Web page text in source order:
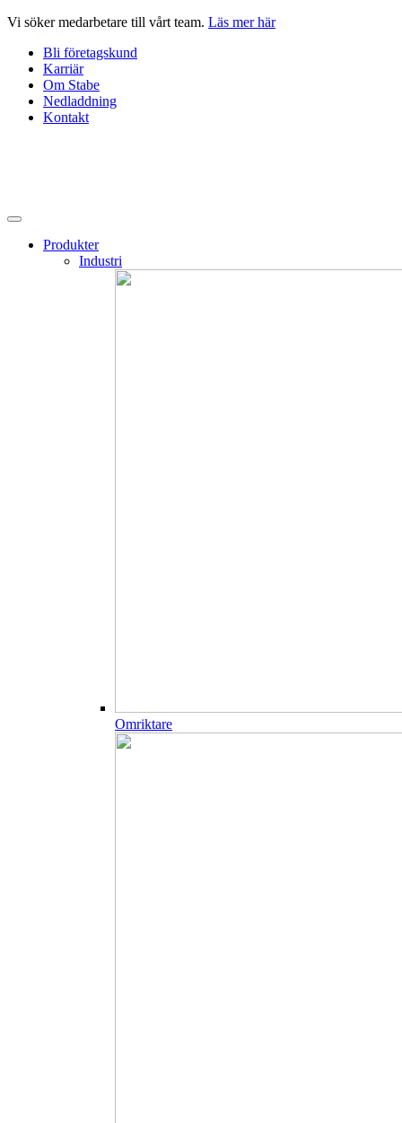
Hoppa
innehåll
Vi söker medarbetare till vårt team. Läs mer här
Bli företagskund
Karriär
Om Stabe
Nedladdning
Kontakt
Produkter
Industri
Omriktare